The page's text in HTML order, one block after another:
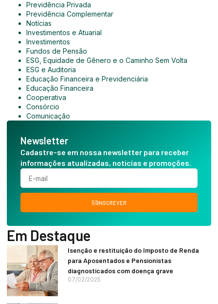
Previdência Privada
Previdência Complementar
Notícias
Investimentos e Atuarial
Investimentos
Fundos de Pensão
ESG, Equidade de Gênero e o Caminho Sem Volta
ESG e Auditoria
Educação Financeira e Previdenciária
Educação Financeira
Cooperativa
Consórcio
Comunicação
Newsletter
Cadastre-se em nossa newsletter para receber
informações atualizadas, notícias e promoções.
INSCREVER
Em Destaque
Isenção e restituição do Imposto de Renda
para Aposentados e Pensionistas
diagnosticados com doença grave
07/02/2025